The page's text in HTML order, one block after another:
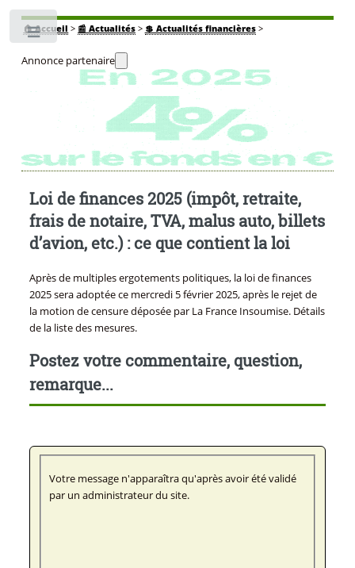
🏠Accueil > 📰 Actualités> 💲 Actualités financières>
Annonce partenaire
Loi de finances 2025 (impôt, retraite,
frais de notaire, TVA, malus auto, billets
d’avion, etc.) : ce que contient la loi
Après de multiples ergotements politiques, la loi de finances
2025 sera adoptée ce mercredi 5 février 2025, après le rejet de
la motion de censure déposée par La France Insoumise. Détails
de la liste des mesures.
Postez votre commentaire, question,
remarque...
Votre message n'apparaîtra qu'après avoir été validé
par un administrateur du site.
Toggle